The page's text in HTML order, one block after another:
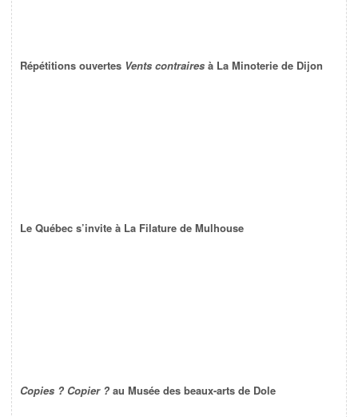
Répétitions ouvertes Vents contraires à La Minoterie de Dijon
Le Québec s’invite à La Filature de Mulhouse
Copies ? Copier ? au Musée des beaux-arts de Dole